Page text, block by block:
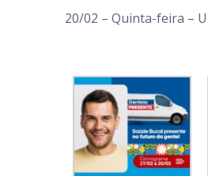
20/02 – Quinta-feira –